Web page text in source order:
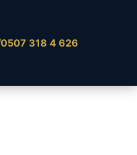
0507 318 4 626